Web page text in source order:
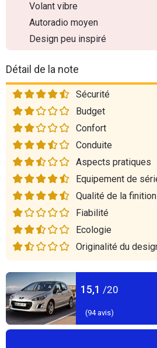
Volant vibre
Autoradio moyen
Design peu inspiré
Détail de la note
Sécurité
Budget
Confort
Conduite
Aspects pratiques
Equipement de
Qualité de la finition
Fiabilité
Ecologie
Originalité du
15,1 /20
(94avis)